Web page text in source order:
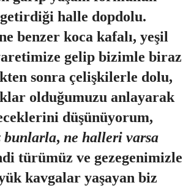
getirdiği halle dopdolu.
benzer koca kafalı, yeşil
gelip bizimle biraz
sonra çelişkilerle dolu,
olduğumuzu anlayarak
düşünüyorum,
bunlarla, ne halleri varsa
türümüz ve gezegenimizle
kavgalar yaşayan biz